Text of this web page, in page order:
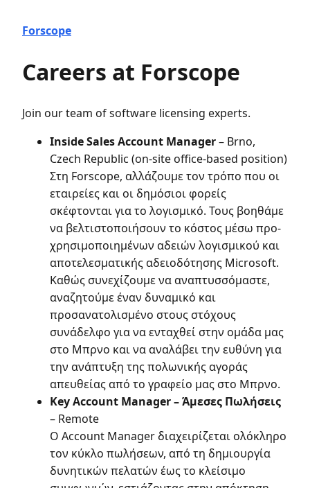
Forscope
Careers at Forscope
Join our team of software licensing experts.
Inside Sales Account Manager– Brno,
Czech Republic (on-site office-based position)
Στη Forscope, αλλάζουμε τον τρόπο που οι
εταιρείες και οι δημόσιοι φορείς
σκέφτονται για το λογισμικό. Τους βοηθάμε
να βελτιστοποιήσουν το κόστος μέσω προ-
χρησιμοποιημένων αδειών λογισμικού και
αποτελεσματικής αδειοδότησης Microsoft.
Καθώς συνεχίζουμε να αναπτυσσόμαστε,
αναζητούμε έναν δυναμικό και
προσανατολισμένο στους στόχους
συνάδελφο για να ενταχθεί στην ομάδα μας
στο Μπρνο και να αναλάβει την ευθύνη για
την ανάπτυξη της πολωνικής αγοράς
απευθείας από το γραφείο μας στο Μπρνο.
Key Account Manager – Άμεσες Πωλήσεις
– Remote
Ο Account Manager διαχειρίζεται ολόκληρο
τον κύκλο πωλήσεων, από τη δημιουργία
δυνητικών πελατών έως το κλείσιμο